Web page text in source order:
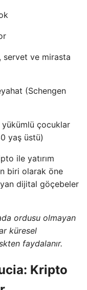
servet ve mirasta
(Schengen
yükümlü çocuklar
yaş üstü)
ile yatırım
biri olarak öne
dijital göçebeler
ordusu olmayan
küresel
faydalanır.
Kripto